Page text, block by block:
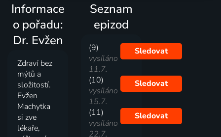
Informace
o pořadu:
Dr. Evžen
Zdraví bez
mýtů a
složitostí.
Evžen
Machytka
si zve
lékaře,
Seznam
epizod
(9)
vysíláno
11.7.
Sledovat
(10)
vysíláno
15.7.
Sledovat
(11)
vysíláno
22.7.
Sledovat